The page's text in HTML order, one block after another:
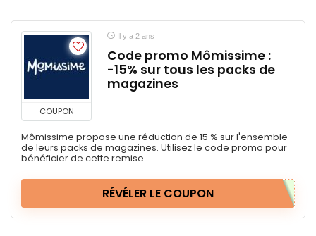
COUPON
Il y a 2 ans
Code promo Mômissime :
-15% sur tous les packs de
magazines
Mômissime propose une réduction de 15 % sur l'ensemble
de leurs packs de magazines. Utilisez le code promo pour
bénéficier de cette remise.
RÉVÉLER LE COUPON